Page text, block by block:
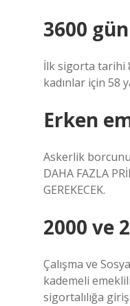
3600
İlk sigorta tarihi
kadınlar için 58
Erken
Askerlik
DAHA FAZLA
GEREKECEK.
2000 ve
Çalışma ve
kademeli
sigortalılığa